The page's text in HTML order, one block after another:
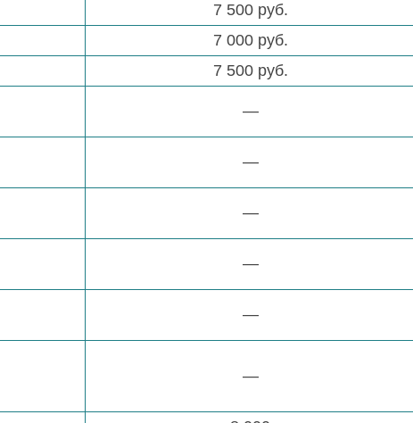
7 500 руб.
7 000 руб.
7 500 руб.
—
—
—
—
—
—